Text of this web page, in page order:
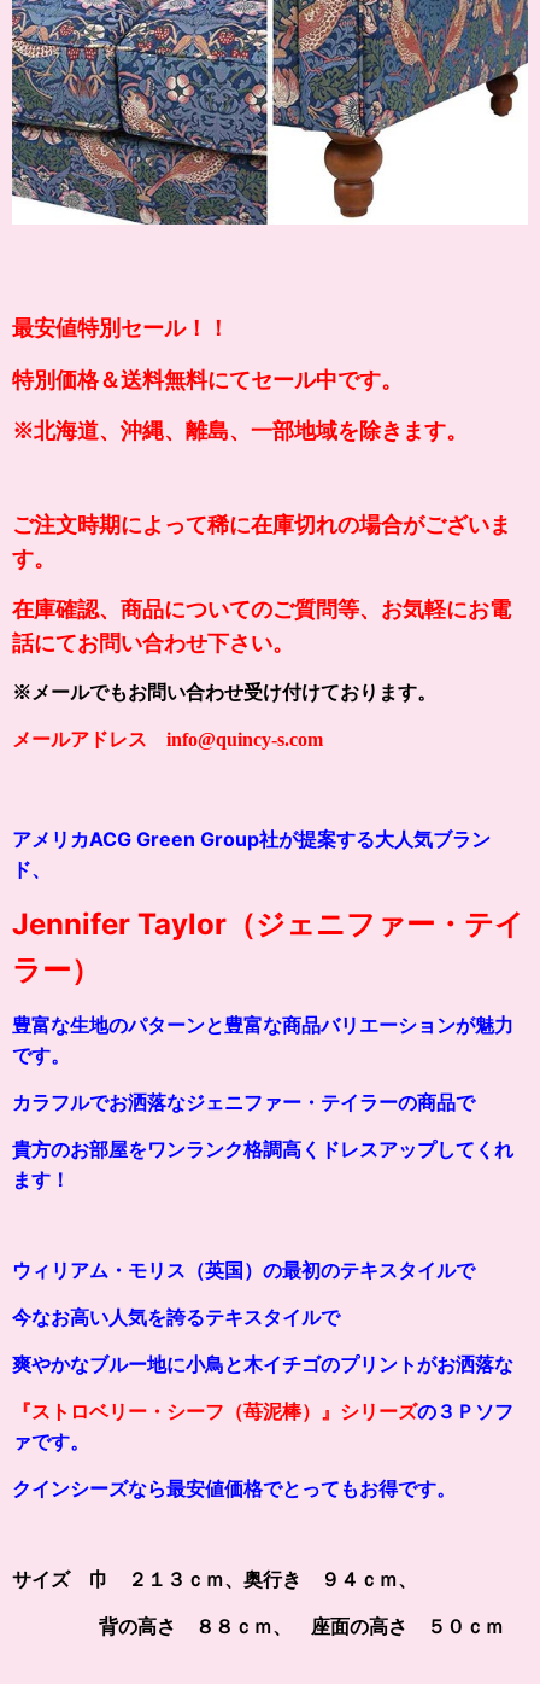
最安値特別セール！！
特別価格＆送料無料にてセール中です。
※北海道、沖縄、離島、一部地域を除きます。
ご注文時期によって稀に在庫切れの場合がございま
す。
在庫確認、商品についてのご質問等、お気軽にお電
話にてお問い合わせ下さい。
※メールでもお問い合わせ受け付けております。
メールアドレス info@quincy-s.com
アメリカACG Green Group社が提案する大人気ブラン
ド、
Jennifer Taylor（ジェニファー・テイ
ラー）
豊富な生地のパターンと豊富な商品バリエーションが魅力
です。
カラフルでお洒落なジェニファー・テイラーの商品で
貴方のお部屋をワンランク格調高くドレスアップしてくれ
ます！
ウィリアム・モリス（英国）の最初のテキスタイルで
今なお高い人気を誇るテキスタイルで
爽やかなブルー地に小鳥と木イチゴのプリントがお洒落な
『ストロベリー・シーフ（苺泥棒） 』シリーズの３Ｐソフ
ァです。
クインシーズなら最安値価格でとってもお得です。
サイズ 巾 ２１３ｃｍ、奥行き ９４ｃｍ、
背の高さ ８８ｃｍ、 座面の高さ ５０ｃｍ